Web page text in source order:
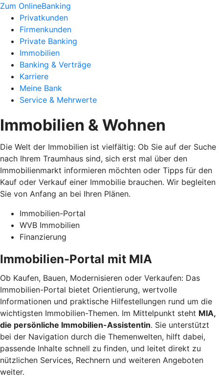
Zum OnlineBanking
Privatkunden
Firmenkunden
Private Banking
Immobilien
Banking & Verträge
Karriere
Meine Bank
Service & Mehrwerte
Immobilien & Wohnen
Die Welt der Immobilien ist vielfältig: Ob Sie auf der Suche
nach Ihrem Traumhaus sind, sich erst mal über den
Immobilienmarkt informieren möchten oder Tipps für den
Kauf oder Verkauf einer Immobilie brauchen. Wir begleiten
Sie von Anfang an bei Ihren Plänen.
Immobilien-Portal
WVB Immobilien
Finanzierung
Immobilien-Portal mit MIA
Ob Kaufen, Bauen, Modernisieren oder Verkaufen: Das
Immobilien-Portal bietet Orientierung, wertvolle
Informationen und praktische Hilfestellungen rund um die
wichtigsten Immobilien-Themen. Im Mittelpunkt steht MIA,
die persönliche Immobilien-Assistentin. Sie unterstützt
bei der Navigation durch die Themenwelten, hilft dabei,
passende Inhalte schnell zu finden, und leitet direkt zu
nützlichen Services, Rechnern und weiteren Angeboten
weiter.